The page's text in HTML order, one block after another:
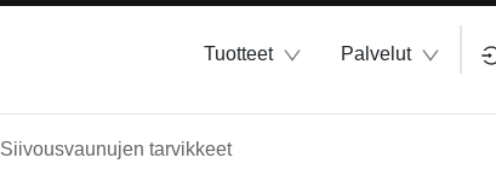
Tuotteet Palvelut
Siivousvaunujen tarvikkeet